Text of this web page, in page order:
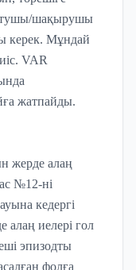
шақырушы
керек. Мұндай
VAR
жатпайды.
жерде алаң
№12-ні
кедергі
алаң иелері гол
эпизодты
фолға